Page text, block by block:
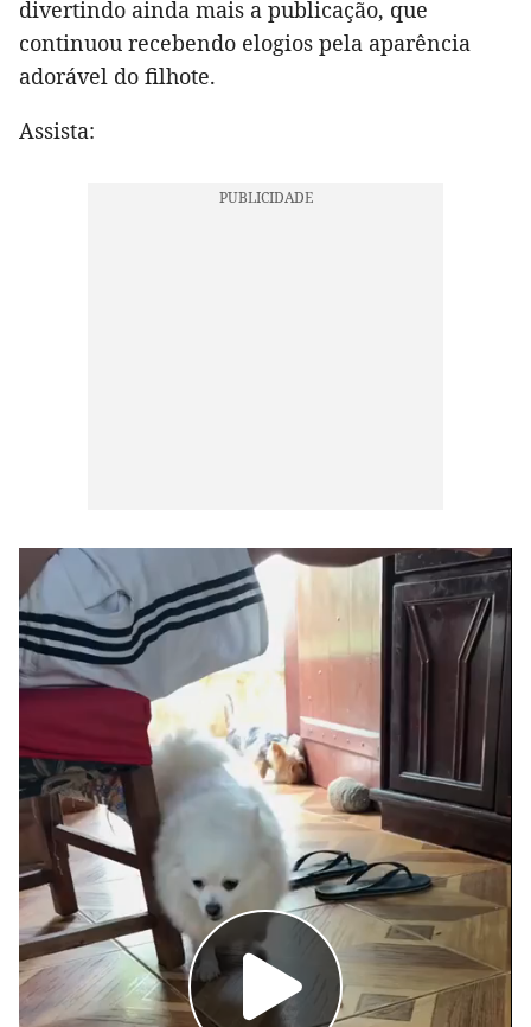
divertindo ainda mais a publicação, que
continuou recebendo elogios pela aparência
adorável do filhote.
Assista: